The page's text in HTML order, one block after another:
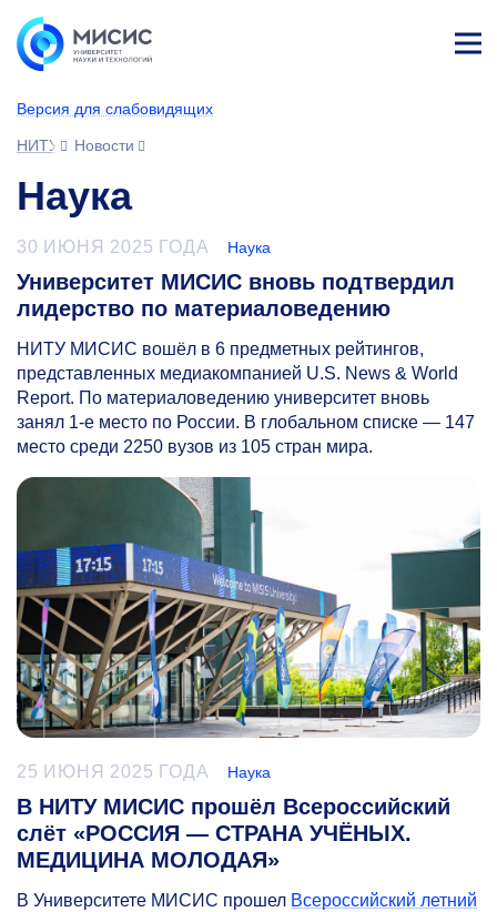
Версия для слабовидящих
НИТУ МИСИС
Новости
Наука
30 ИЮНЯ 2025 ГОДА Наука
Университет МИСИС вновь подтвердил
лидерство по материаловедению
НИТУ МИСИС вошёл в 6 предметных рейтингов,
представленных медиакомпанией U.S. News & World
Report. По материаловедению университет вновь
занял 1-е место по России. В глобальном списке — 147
место среди 2250 вузов из 105 стран мира.
25 ИЮНЯ 2025 ГОДА Наука
В НИТУ МИСИС прошёл Всероссийский
слёт «РОССИЯ — СТРАНА УЧЁНЫХ.
МЕДИЦИНА МОЛОДАЯ»
В Университете МИСИС прошел Всероссийский летний